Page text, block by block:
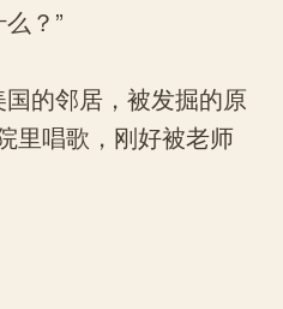
？”
的邻居，被发掘的原
里唱歌，刚好被老师